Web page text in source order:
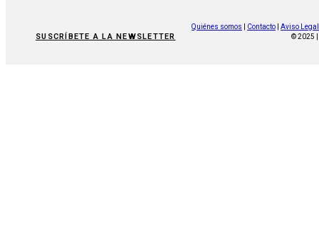
SUSCRÍBETE A LA NEWSLETTER
Quiénes somos Contacto
Aviso Legal
© 2025